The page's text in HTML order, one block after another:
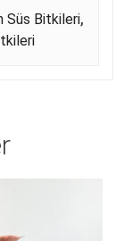
Süs Bitkileri,